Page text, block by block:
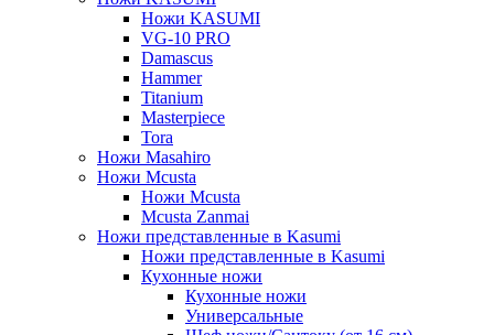
Ножи KASUMI
VG-10 PRO
Damascus
Hammer
Titanium
Masterpiece
Tora
Ножи Masahiro
Ножи Mcusta
Ножи Mcusta
Mcusta Zanmai
Ножи представленные в Kasumi
Ножи представленные в Kasumi
Кухонные ножи
Кухонные ножи
Универсальные